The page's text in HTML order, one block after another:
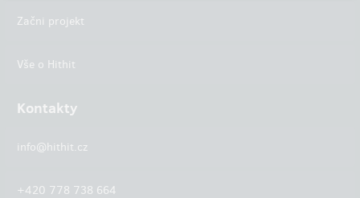
Začni projekt
Vše o Hithit
Kontakty
info@hithit.cz
+420 778 738 664